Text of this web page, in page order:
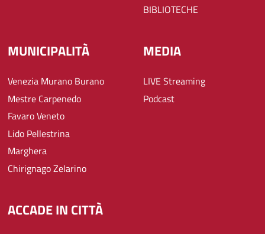
BIBLIOTECHE
MUNICIPALITÀ
Venezia Murano Burano
Mestre Carpenedo
Favaro Veneto
Lido Pellestrina
Marghera
Chirignago Zelarino
MEDIA
LIVE Streaming
Podcast
ACCADE IN CITTÀ